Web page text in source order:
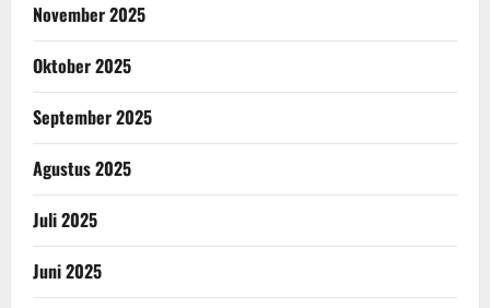
November 2025
Oktober 2025
September 2025
Agustus 2025
Juli 2025
Juni 2025